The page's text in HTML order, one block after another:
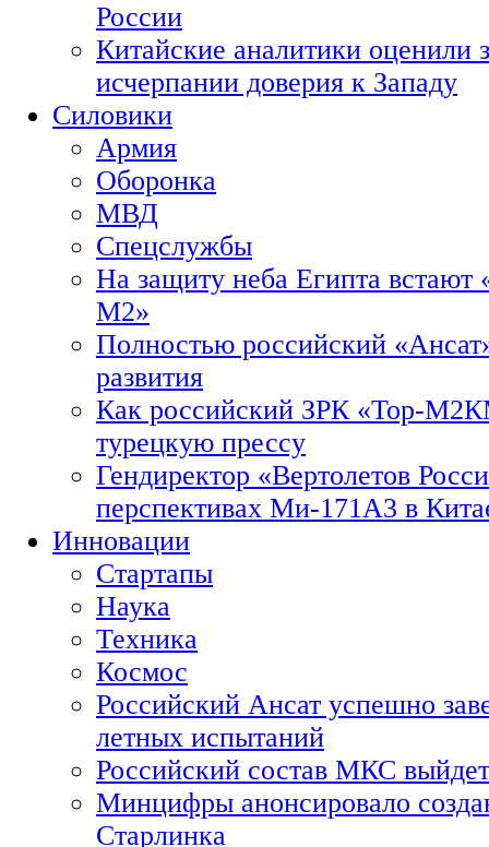
России
Китайские аналитики оценили
исчерпании доверия к Западу
Силовики
Армия
Оборонка
МВД
Спецслужбы
На защиту неба Египта встают
М2»
Полностью российский
развития
Как российский ЗРК «Тор-
турецкую прессу
Гендиректор «Вертолетов
перспективах Ми-171А3 в
Инновации
Стартапы
Наука
Техника
Космос
Российский Ансат успешно
летных испытаний
Российский состав МКС
Минцифры анонсировало
Старлинка